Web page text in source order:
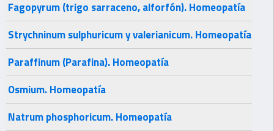
Fagopyrum (trigo sarraceno, alforfón). Homeopatía
Strychninum sulphuricum y valerianicum. Homeopatía
Paraffinum (Parafina). Homeopatía
Osmium. Homeopatía
Natrum phosphoricum. Homeopatía